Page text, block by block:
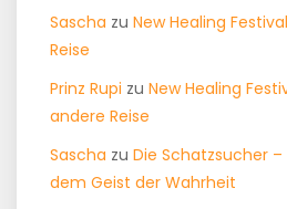
Sascha zu New Healing
Reise
Prinz Rupi zu New Healing
andere Reise
Sascha zu Die Schatzsucher
dem Geist der Wahrheit